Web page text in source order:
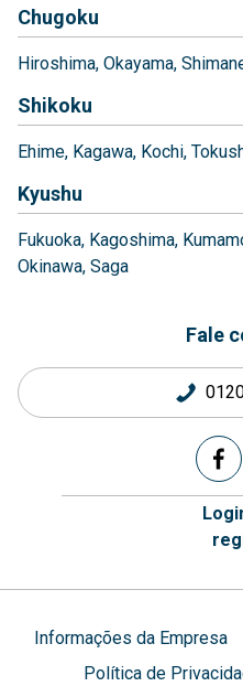
Chugoku
Hiroshima Okayama
Shikoku
Ehime Kagawa Kochi
Kyushu
Fukuoka Kagoshima
Okinawa Saga
Fale
Informações da Empresa
Política de